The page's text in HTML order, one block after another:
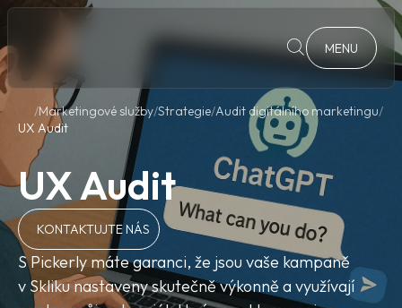
MENU
Marketingové služby Strategie Audit digitálního marketingu
UX Audit
UX Audit
KONTAKTUJTE NÁS
S Pickerly máte garanci, že jsou vaše kampaně
v Skliku nastaveny skutečně výkonně a využívají